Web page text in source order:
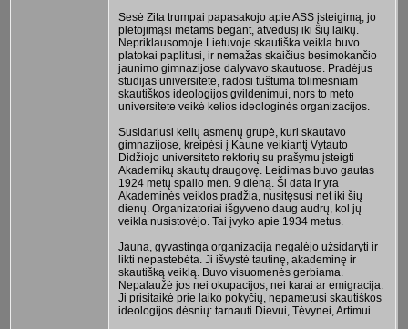
Sesė Zita trumpai papasakojo apie ASS įsteigimą, jo
plėtojimąsi metams bėgant, atvedusį iki šių laikų.
Nepriklausomoje Lietuvoje skautiška veikla buvo
platokai paplitusi, ir nemažas skaičius besimokančio
jaunimo gimnazijose dalyvavo skautuose. Pradėjus
studijas universitete, radosi tuštuma tolimesniam
skautiškos ideologijos gvildenimui, nors to meto
universitete veikė kelios ideologinės organizacijos.
Susidariusi kelių asmenų grupė, kuri skautavo
gimnazijose, kreipėsi į Kaune veikiantį Vytauto
Didžiojo universiteto rektorių su prašymu įsteigti
Akademikų skautų draugovę. Leidimas buvo gautas
1924 metų spalio mėn. 9 dieną. Ši data ir yra
Akademinės veiklos pradžia, nusitęsusi net iki šių
dienų. Organizatoriai išgyveno daug audrų, kol jų
veikla nusistovėjo. Tai įvyko apie 1934 metus.
Jauna, gyvastinga organizacija negalėjo užsidaryti ir
likti nepastebėta. Ji išvystė tautinę, akademinę ir
skautišką veiklą. Buvo visuomenės gerbiama.
Nepalaužė jos nei okupacijos, nei karai ar emigracija.
Ji prisitaikė prie laiko pokyčių, nepametusi skautiškos
ideologijos dėsnių: tarnauti Dievui, Tėvynei, Artimui.